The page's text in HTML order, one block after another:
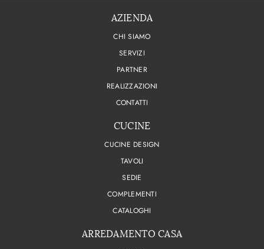
AZIENDA
CHI SIAMO
SERVIZI
PARTNER
REALIZZAZIONI
CONTATTI
CUCINE
CUCINE DESIGN
TAVOLI
SEDIE
COMPLEMENTI
CATALOGHI
ARREDAMENTO CASA